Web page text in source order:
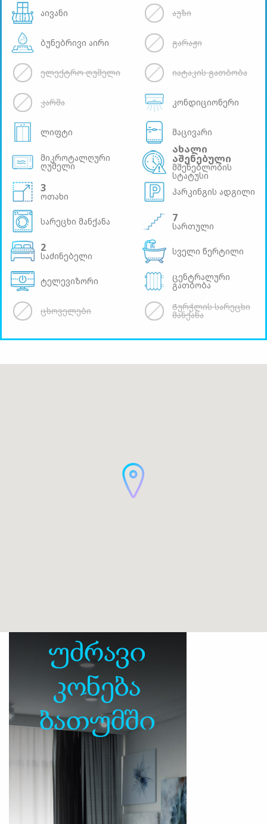
აივანი აუზი
ბუნებრივი აირი გარაჟი
ელექტრო ღუმელი იატაკის გათბობა
კარმა კონდიციონერი
ლიფტი მაცივარი
მიკროტალღური
ღუმელი
ახალი
აშენებული
მშენებლობის
სტატუსი
3
ოთახი პარკინგის ადგილი
სარეცხი მანქანა 7
სართული
2
საძინებელი სველი წერტილი
ტელევიზორი ცენტრალური
გათბობა
ცხოველები Ჭურჭლის სარეცხი
მანქანა